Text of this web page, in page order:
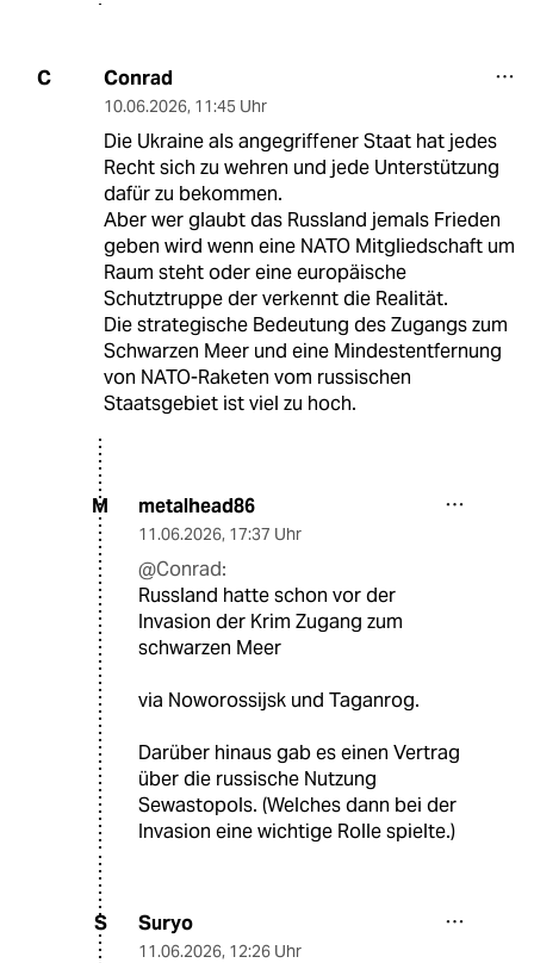
C Conrad
10.06.2026, 11:45 Uhr
Die Ukraine als angegriffener Staat hat jedes
Recht sich zu wehren und jede Unterstützung
dafür zu bekommen.
Aber wer glaubt das Russland jemals Frieden
geben wird wenn eine NATO Mitgliedschaft um
Raum steht oder eine europäische
Schutztruppe der verkennt die Realität.
Die strategische Bedeutung des Zugangs zum
Schwarzen Meer und eine Mindestentfernung
von NATO-Raketen vom russischen
Staatsgebiet ist viel zu hoch.
M metalhead86
11.06.2026, 17:37 Uhr
@Conrad:
Russland hatte schon vor der
Invasion der Krim Zugang zum
schwarzen Meer
via Noworossijsk und Taganrog.
Darüber hinaus gab es einen Vertrag
über die russische Nutzung
Sewastopols. (Welches dann bei der
Invasion eine wichtige Rolle spielte.)
S Suryo
11.06.2026, 12:26 Uhr